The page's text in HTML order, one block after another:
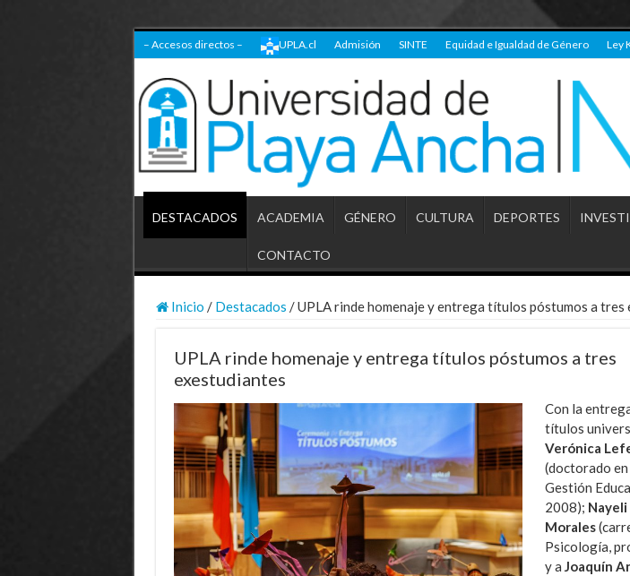
– Accesos directos – UPLA.cl Admisión SINTE Equidad e Igualdad de Género Ley
DESTACADOS ACADEMIA GÉNERO CULTURA DEPORTES
CONTACTO
Inicio / Destacados /UPLA rinde homenaje y entrega títulos póstumos a tres
UPLA rinde homenaje y entrega títulos póstumos a tres
exestudiantes
Con la
títulos
Verónica
(doctorado
Gestión
2008); Nayeli
Morales
Psicología,
y a Joaquín